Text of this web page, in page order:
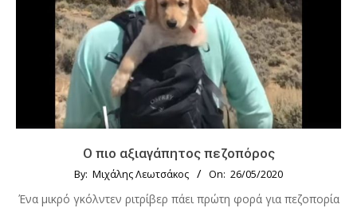
Ο πιο αξιαγάπητος πεζοπόρος
By: Μιχάλης Λεωτσάκος On: 26/05/2020
Ένα μικρό γκόλντεν ριτρίβερ πάει πρώτη φορά για πεζοπορία